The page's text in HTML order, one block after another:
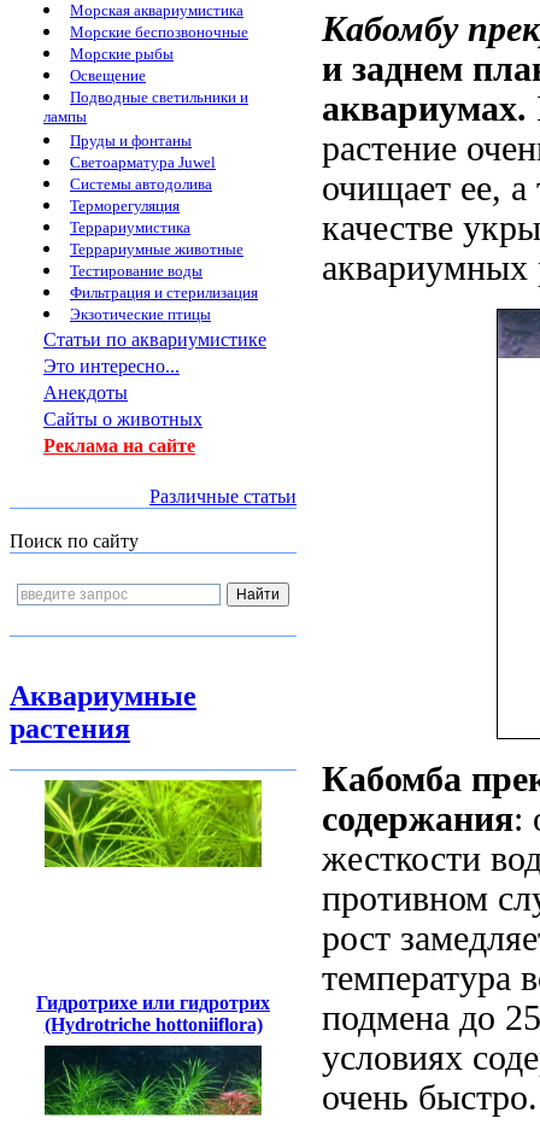
Морская аквариумистика
Морские беспозвоночные
Морские рыбы
Освещение
Подводные светильники и
лампы
Пруды и фонтаны
Светоарматура Juwel
Системы автодолива
Терморегуляция
Террариумистика
Террариумные животные
Тестирование воды
Фильтрация и стерилизация
Экзотические птицы
Статьи по аквариумистике
Это интересно...
Анекдоты
Сайты о животных
Реклама на сайте
Различные статьи
Поиск по сайту
Аквариумные
растения
Гидротрихе или гидротрих
(Hydrotriche hottoniiflora)
Кабомбу
и заднем
аквариумах.
растение
очищает ее,
качестве
аквариумных
Кабомба
содержания:
жесткости
противном
рост
температура
подмена до
условиях
очень быстро.